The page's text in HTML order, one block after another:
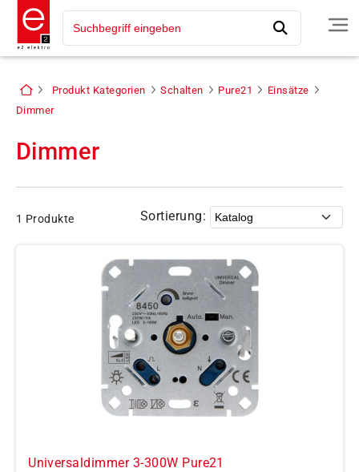
Produkt Kategorien Schalten Pure21
Einsätze
Dimmer
Dimmer
1 Produkte Sortierung:
Universaldimmer 3-300W Pure21